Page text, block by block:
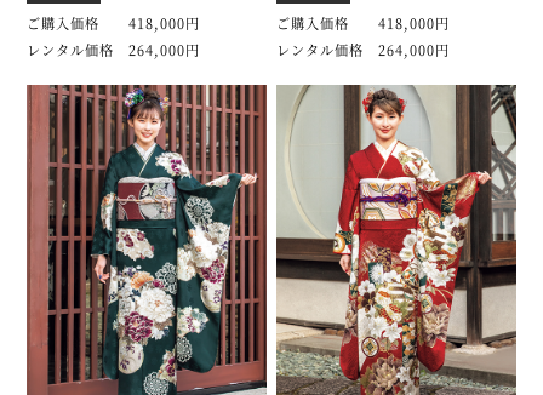
ご購入価格 418,000円
レンタル価格 264,000円
ご購入価格 418,000円
レンタル価格 264,000円